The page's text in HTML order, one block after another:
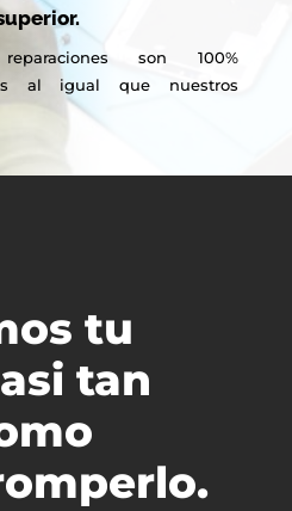
son 100%
al igual que nuestros
tu
tan